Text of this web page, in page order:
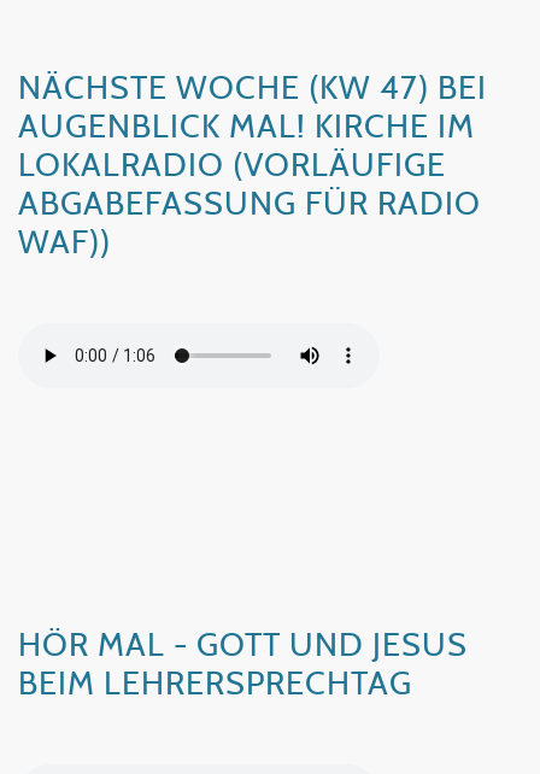
NÄCHSTE WOCHE (KW 47) BEI
AUGENBLICK MAL! KIRCHE IM
LOKALRADIO (VORLÄUFIGE
ABGABEFASSUNG FÜR RADIO
WAF))
HÖR MAL - GOTT UND JESUS
BEIM LEHRERSPRECHTAG